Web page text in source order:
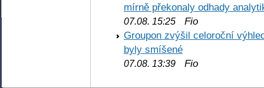
mírně překonaly odhady
07.08. 15:25 Fio
Groupon zvýšil celoroční
byly smíšené
07.08. 13:39 Fio